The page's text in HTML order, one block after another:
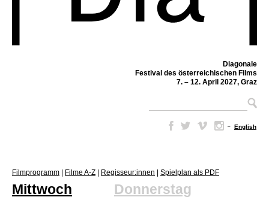
Diagonale
Festival des österreichischen Films
7. – 12. April 2027, Graz
– English
Filmprogramm Filme A-Z Regisseur:innen Spielplan als PDF
Mittwoch Donnerstag